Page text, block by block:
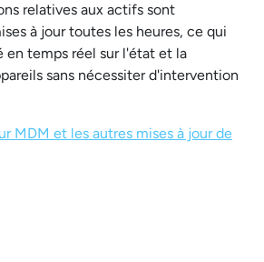
relatives aux actifs sont
à jour toutes les heures, ce qui
en temps réel sur l'état et la
sans nécessiter d'intervention
MDM et les autres mises à jour de